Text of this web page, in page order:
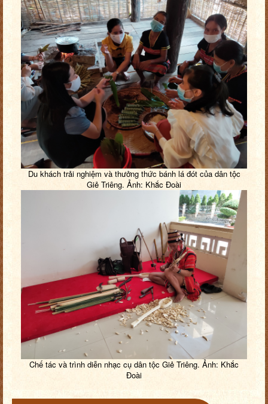
Du khách trải nghiệm và thưởng thức bánh lá đót của dân tộc
Giẻ Triêng. Ảnh: Khắc Đoài
Chế tác và trình diễn nhạc cụ dân tộc Giẻ Triêng. Ảnh: Khắc
Đoài